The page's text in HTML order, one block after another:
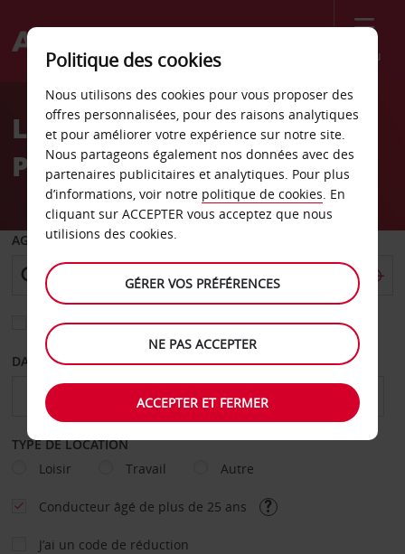
Menu
Welcome
AvisLocation de voiture
Pombal
AGENCE DE DÉPART
Sélectionnez une autre agence de retour
DATE DE DÉPART DATE DE RETOUR
TYPE DE LOCATION
Loisir
Travail Autre
Conducteur âgé de plus de 25 ans
J’ai un code de réduction
Politique des cookies
Nous utilisons des cookies pour vous proposer des
offres personnalisées, pour des raisons analytiques
et pour améliorer votre expérience sur notre site.
Nous partageons également nos données avec des
partenaires publicitaires et analytiques. Pour plus
d’informations, voir notre politique de cookies. En
cliquant sur ACCEPTER vous acceptez que nous
utilisions des cookies.
GÉRER VOS PRÉFÉRENCES
NE PAS ACCEPTER
ACCEPTER ET FERMER